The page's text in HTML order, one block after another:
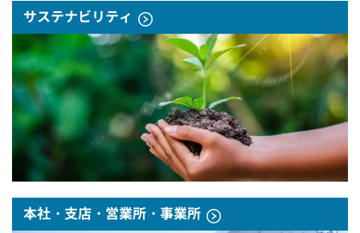
サステナビリティ
本社・支店・営業所・事業所